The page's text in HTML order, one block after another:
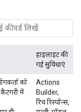
हाइलाइट की
गई सुविधाएं
को
में
Actions
Builder,
रिच रिस्पॉन्स,